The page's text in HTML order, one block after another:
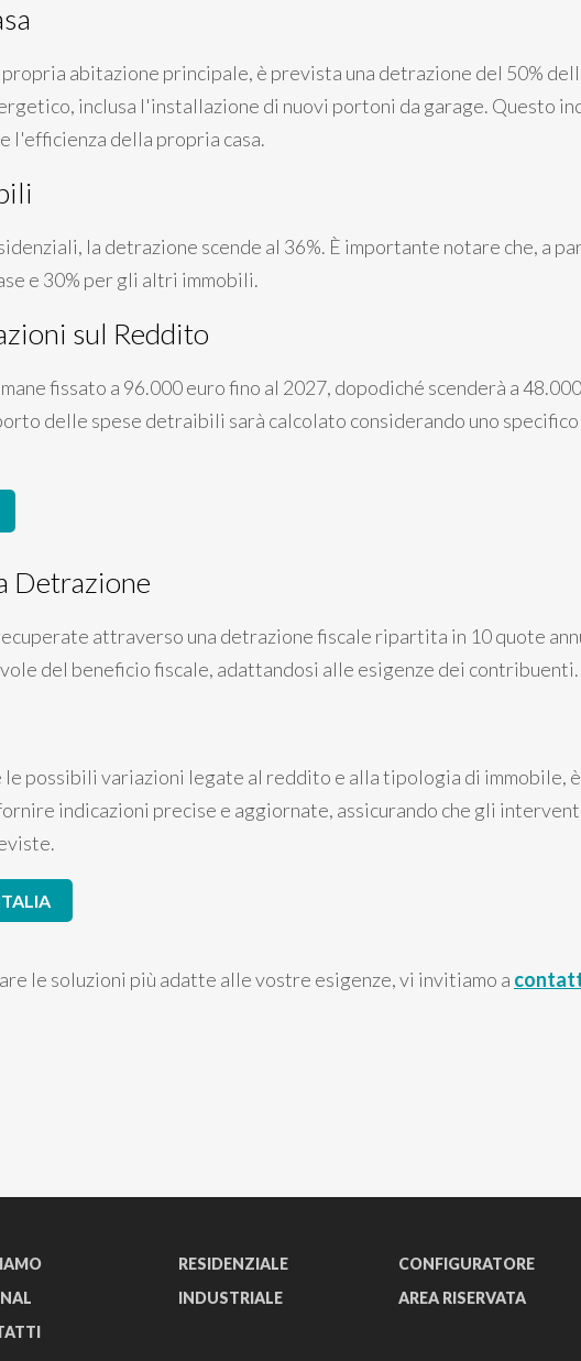
abitazione principale, è prevista una detrazione del 50%
inclusa l'installazione di nuovi portoni da garage. Questo
l'efficienza della propria casa.
la detrazione scende al 36%. È importante notare che, a
e 30% per gli altri immobili.
sul Reddito
fissato a 96.000 euro fino al 2027, dopodiché scenderà a
delle spese detraibili sarà calcolato considerando uno
Detrazione
attraverso una detrazione fiscale ripartita in 10 quote
del beneficio fiscale, adattandosi alle esigenze dei contribuenti.
possibili variazioni legate al reddito e alla tipologia di immobile,
indicazioni precise e aggiornate, assicurando che gli
le soluzioni più adatte alle vostre esigenze, vi invitiamo a
RESIDENZIALE
INDUSTRIALE
CONFIGURATORE
AREA RISERVATA